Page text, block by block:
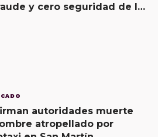
y cero seguridad de la
autoridades muerte
atropellado por